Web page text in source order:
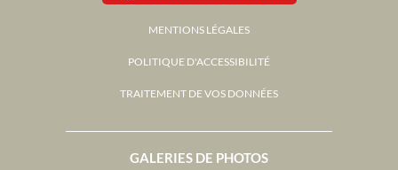
GALERIES DE PHOTOS
MENTIONS LÉGALES
POLITIQUE D'ACCESSIBILITÉ
TRAITEMENT DE VOS DONNÉES